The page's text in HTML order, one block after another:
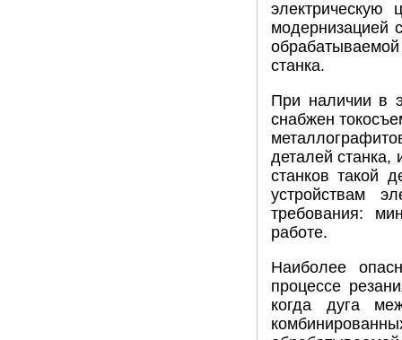
модернизацией
станка.
При наличии в
снабжен
деталей
станков такой
устройствам
требования:
работе.
Наиболее
процессе
когда дуга